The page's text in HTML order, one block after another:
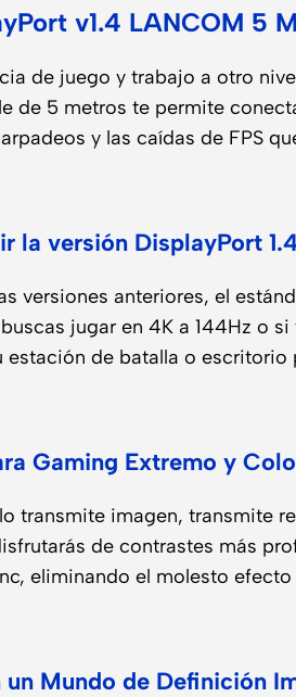
v1.4 LANCOM 5
de juego y trabajo a otro
de 5 metros te permite
y las caídas de FPS
la versión DisplayPort
versiones anteriores, el
jugar en 4K a 144Hz o
estación de batalla o
Gaming Extremo y
transmite imagen, transmite
de contrastes más
eliminando el molesto
un Mundo de Definición